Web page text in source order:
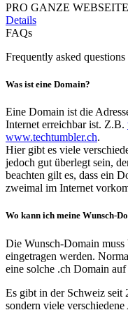
PRO GANZE
Details
FAQs
Frequently asked
Was ist eine Domain?
Eine Domain ist die
Internet erreichbar ist. Z.B.
www.techtumbler.ch.
Hier gibt es viele
jedoch gut überlegt sein,
beachten gilt es, dass ein
zweimal im Internet
Wo kann ich meine Wunsch-
Die Wunsch-Domain muss
eingetragen werden.
eine solche .ch Domain
Es gibt in der Schweiz seit
sondern viele verschiedene